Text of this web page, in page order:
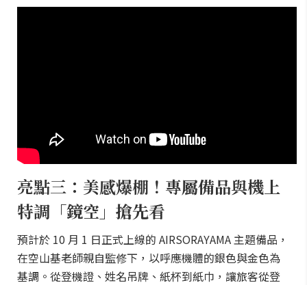
亮點三：美感爆棚！專屬備品與機上
特調「鏡空」搶先看
預計於 10 月 1 日正式上線的 AIRSORAYAMA 主題備品，
在空山基老師親自監修下，以呼應機體的銀色與金色為
基調。從登機證、姓名吊牌、紙杯到紙巾，讓旅客從登